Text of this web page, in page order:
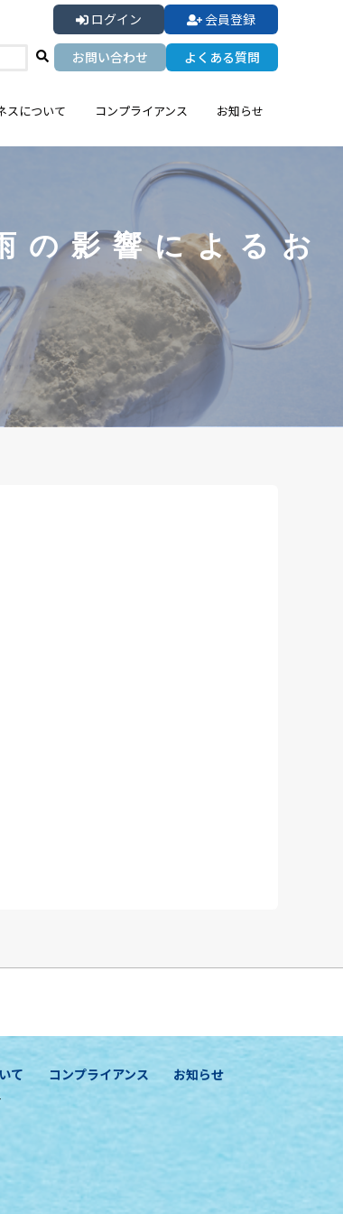
ログイン 会員登録
お問い合わせ よくある質問
スについて コンプライアンス お知らせ
の影響によるお
て コンプライアンス お知らせ